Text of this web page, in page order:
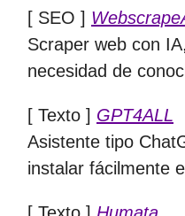
[ SEO ]
Scraper web con
necesidad de
[ Texto ] GPT4ALL
Asistente tipo
instalar fácilmente